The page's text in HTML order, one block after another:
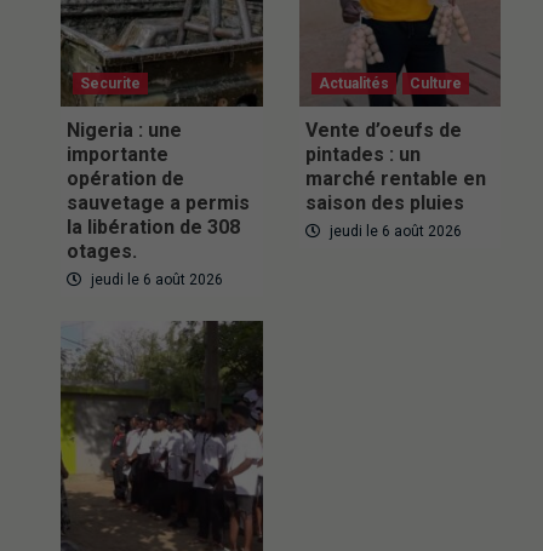
Securite
Nigeria : une
importante
opération de
sauvetage a permis
la libération de 308
otages.
jeudi le 6 août 2026
Actualités Culture
Vente d’oeufs de
pintades : un
marché rentable en
saison des pluies
jeudi le 6 août 2026